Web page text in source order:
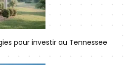
pour investir au Tennessee